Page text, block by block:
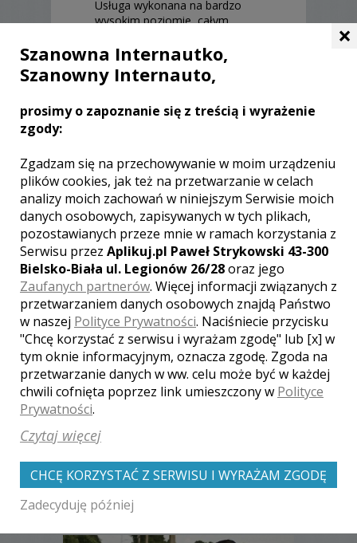
Usługa wykonana na bardzo
wysokim poziomie, całym
! Jeśli szukasz fotografa na
swoje wesele to już wiesz na
kogo musisz się zdecydować !
Dominika Krystian i Łukasz
Dyguś
2018-06-02
Pan Grzegorz to naprawdę
cudowny fotograf, z naszej
małej i skromnej uroczystości
wyczarował naprawdę wielki i
niezapomniany dla nas dzień.
Jego praca, to pamiątka, która
będzie zachwycać i towarzyszyć
nam aż do końca naszych dni.
Ubrał w zdjęcia naszą miłość,
tworząc dla nas najwspanialszy
prezent ślubny. GORĄCO
POLECAMY Robert i Paulina
Paulina Hałasek i Robert Wac,
ślub:2016-12-29
Zobacz także galerie
innych fotografów
×
Szanowna Internautko,
Szanowny Internauto,
prosimy o zapoznanie się z treścią i wyrażenie
zgody:
Zgadzam się na przechowywanie w moim urządzeniu
plików cookies, jak też na przetwarzanie w celach
analizy moich zachowań w niniejszym Serwisie moich
danych osobowych, zapisywanych w tych plikach,
pozostawianych przeze mnie w ramach korzystania z
Serwisu przez Aplikuj.pl Paweł Strykowski 43-300
Bielsko-Biała ul. Legionów 26/28oraz jego
Zaufanych partnerów. Więcej informacji związanych z
przetwarzaniem danych osobowych znajdą Państwo
w naszej Polityce Prywatności. Naciśniecie przycisku
"Chcę korzystać z serwisu i wyrażam zgodę" lub [x] w
tym oknie informacyjnym, oznacza zgodę. Zgoda na
przetwarzanie danych w ww. celu może być w każdej
chwili cofnięta poprzez link umieszczony w Polityce
Prywatności.
Czytaj więcej
CHCĘ KORZYSTAĆ Z SERWISU I WYRAŻAM ZGODĘ
Zadecyduję później